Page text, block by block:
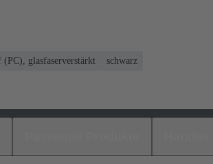
glasfaserverstärkt schwarz